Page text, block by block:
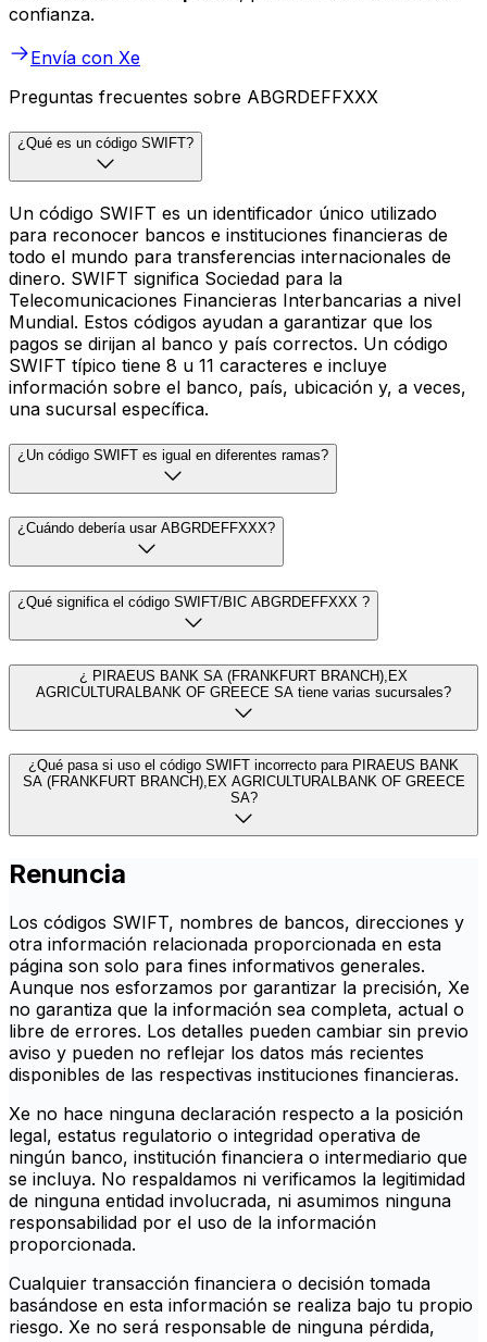
confianza.
Envía con Xe
Preguntas frecuentes sobre ABGRDEFFXXX
¿Qué es un código SWIFT?
Un código SWIFT es un identificador único utilizado
para reconocer bancos e instituciones financieras de
todo el mundo para transferencias internacionales de
dinero. SWIFT significa Sociedad para la
Telecomunicaciones Financieras Interbancarias a nivel
Mundial. Estos códigos ayudan a garantizar que los
pagos se dirijan al banco y país correctos. Un código
SWIFT típico tiene 8 u 11 caracteres e incluye
información sobre el banco, país, ubicación y, a veces,
una sucursal específica.
¿Un código SWIFT es igual en diferentes ramas?
¿Cuándo debería usar ABGRDEFFXXX?
¿Qué significa el código SWIFT/BIC ABGRDEFFXXX ?
¿ PIRAEUS BANK SA (FRANKFURT BRANCH),EX
AGRICULTURALBANK OF GREECE SA tiene varias sucursales?
¿Qué pasa si uso el código SWIFT incorrecto para PIRAEUS BANK
SA (FRANKFURT BRANCH),EX AGRICULTURALBANK OF GREECE
SA?
Renuncia
Los códigos SWIFT, nombres de bancos, direcciones y
otra información relacionada proporcionada en esta
página son solo para fines informativos generales.
Aunque nos esforzamos por garantizar la precisión, Xe
no garantiza que la información sea completa, actual o
libre de errores. Los detalles pueden cambiar sin previo
aviso y pueden no reflejar los datos más recientes
disponibles de las respectivas instituciones financieras.
Xe no hace ninguna declaración respecto a la posición
legal, estatus regulatorio o integridad operativa de
ningún banco, institución financiera o intermediario que
se incluya. No respaldamos ni verificamos la legitimidad
de ninguna entidad involucrada, ni asumimos ninguna
responsabilidad por el uso de la información
proporcionada.
Cualquier transacción financiera o decisión tomada
basándose en esta información se realiza bajo tu propio
riesgo. Xe no será responsable de ninguna pérdida,